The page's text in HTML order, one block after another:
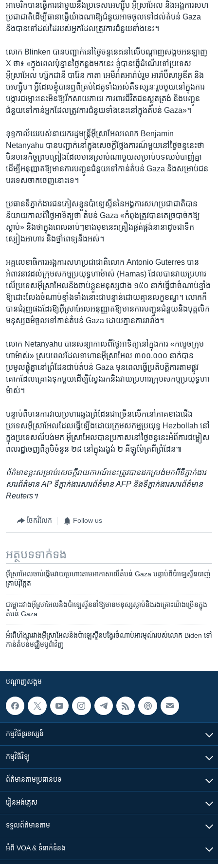
អាមេរិក​បាន​ធ្វើ​ការ​ជាមួយ​នឹង​ប្រទេស​អេហ្ស៊ីប អ៊ីស្រាអែល និង​អង្គការ​សហ
ប្រជាជាតិ​ដើម្បី​ធានា​ធ្វើ​យ៉ាង​ណា​ឱ្យ​ជំនួយ​អាច​ចូល​ទៅ​ដល់​តំបន់ Gaza
និង​បាន​ទៅ​ដល់​ដៃ​របស់​អ្នក​ដែល​ត្រូវការ​ជំនួយ​ទាំង​នេះ។
លោក Blinken បាន​បញ្ជាក់​នៅ​ថ្ងៃ​ចន្ទ​នេះ​នៅ​លើ​បណ្ដាញ​សង្គម​អនឡាញ
X ថា៖ «ក្នុង​ពេល​ប៉ុន្មាន​ថ្ងៃ​កន្លង​មក​នេះ ខ្ញុំ​បាន​ធ្វើ​ដំណើរ​ទៅ​ប្រទេស​
អ៊ីស្រាអែល ហ្ស៊កដានី បារ៉ែន កាតា អេមីរ៉ាត​អារ៉ាប់​រួម អារ៉ាប៊ីសាអូឌីត និង​
អេហ្ស៊ីប។ អ្វី​ដែល​ខ្ញុំ​បាន​ឮ​ពី​គ្រប់​ដៃគូ​ទាំង​អស់​គឺ​ទស្សនៈ​រួម​មួយ​នៅ​ក្នុង​ការ​
បង្ការ​ជម្លោះ​នេះ​មិន​ឱ្យ​រីក​សាយភាយ ការពារ​ជីវិត​ជន​ស្លូតត្រង់ និង​បញ្ជូន​
ជំនួយ​ទៅ​កាន់​អ្នក​ដែល​ត្រូវការ​ជំនួយ​ទាំង​នេះ​នៅ​ក្នុង​តំបន់ Gaza»។
ខុទ្ទកាល័យ​របស់​នាយករដ្ឋមន្ត្រី​អ៊ីស្រាអែល​លោក Benjamin
Netanyahu បាន​បញ្ជាក់​នៅ​ក្នុង​សេចក្ដី​ថ្លែងការណ៍​មួយ​នៅ​ថ្ងៃ​ចន្ទ​នេះ​ថា
មិន​មាន​កិច្ច​ព្រមព្រៀង​ដែល​មាន​ស្រាប់​ណា​មួយ​សម្រាប់​បទ​ឈប់​បាញ់​គ្នា​
ដើម្បី​អនុញ្ញាត​ឱ្យ​មាន​ការ​បញ្ជូន​ជំនួយ​ទៅ​កាន់​តំបន់ Gaza និង​សម្រាប់​ជន​
បរទេស​ចាកចេញ​នោះ​ទេ។
ប្រធាន​ទីភ្នាក់ងារ​ជន​ភៀសខ្លួន​ប៉ាឡេស្ទីន​នៃ​អង្គការ​សហប្រជាជាតិ​បាន​
និយាយ​កាលពី​ថ្ងៃ​អាទិត្យ​ថា តំបន់ Gaza «កំពុង​ត្រូវ​បាន​គេ​ច្របាច់​ក​ឱ្យ​
ស្លាប់» និង​ថា​ក្នុង​ពេល​ឆាប់ៗ​ខាង​មុខ​នេះ​គ្រឿង​ផ្គត់ផ្គង់​នានា​ដូចជា​ទឹក
ស្បៀង​អាហារ និង​ថ្នាំ​ពេទ្យ​នឹង​អស់។
អគ្គលេខាធិការ​អង្គការ​សហប្រជាជាតិ​លោក Antonio Guterres បាន​
អំពាវនាវ​ដល់​ក្រុម​សកម្ម​ប្រយុទ្ធ​ហាម៉ាស់ (Hamas) ដែល​បាន​វាយ​ប្រហារ​
លើ​ប្រទេស​អ៊ីស្រាអែល​និង​ចាប់​ខ្លួន​មនុស្ស​ជាង ១៥០ នាក់​ធ្វើ​ជា​ចំណាប់​ខ្មាំង
ឱ្យ​ដោះលែង​ចំណាប់​ខ្មាំង​ទាំង​នោះ​ជា​បន្ទាន់​ដោយ​គ្មាន​លក្ខខណ្ឌ។ លោក​ក៏​
បាន​ជំរុញ​ផង​ដែរ​ឱ្យ​អ៊ីស្រាអែល​អនុញ្ញាត​ឱ្យ​មាន​ការ​បញ្ជូន​ជំនួយ​និង​បុគ្គលិក​
មនុស្សធម៌​ចូល​ទៅ​កាន់​តំបន់ Gaza ដោយ​គ្មាន​ការ​រារាំង។
លោក Netanyahu បាន​សន្យា​កាលពី​ថ្ងៃ​អាទិត្យ​នៅ​ក្នុង​ការ «កម្ទេច​ក្រុម​
ហាម៉ាស់» ស្រប​ពេល​ដែល​ទាហាន​អ៊ីស្រាអែល ៣០០.០០០ នាក់​បាន​
ប្រមូល​ផ្ដុំ​គ្នា​នៅ​ព្រំដែន​ជាប់​តំបន់ Gaza មុន​ពេល​ធ្វើ​ប្រតិបត្តិការ​តាម​ផ្លូវ​
គោក​ដែល​គ្រោង​ទុក​មួយ​ដើម្បី​ស្វែងរក​និង​វាយ​ប្រហារ​ក្រុម​សកម្ម​ប្រយុទ្ធ​ហា
ម៉ាស់។
បន្ទាប់ពី​មាន​ការ​វាយ​ប្រហារ​ឆ្លង​ព្រំដែន​ជា​ច្រើន​លើក​នៅ​ភាគ​ខាង​ជើង​
ប្រទេស​អ៊ីស្រាអែល​ដែល​ធ្វើ​ឡើង​ដោយ​ក្រុម​សកម្ម​ប្រយុទ្ធ Hezbollah នៅ​
ក្នុង​ប្រទេស​លីបង់​មក អ៊ីស្រាអែល​បាន​ប្រកាស​នៅ​ថ្ងៃ​ចន្ទ​នេះ​អំពី​ការ​ជម្លៀស​
ពលរដ្ឋ​ចេញ​ពី​ភូមិ​ចំនួន ២៨ នៅ​ក្នុង​រង្វង់ ២ គីឡូម៉ែត្រ​ពី​ព្រំដែន៕
ព័ត៌មាន​ខ្លះ​សម្រាប់​សេចក្ដី​រាយការណ៍​នេះ​ត្រូវ​បាន​ដកស្រង់​មកពី​ទីភ្នាក់ងារ​
សារព័ត៌មាន AP ទីភ្នាក់ងារ​សារព័ត៌មាន AFP និង​ទីភ្នាក់ងារ​សារព័ត៌មាន
Reuters។
ចែករំលែក Follow us
អត្ថបទ​ទាក់ទង
អ៊ីស្រាអែល​ចាប់ផ្តើម​វាយប្រហារ​តាម​អាកាស​លើ​តំបន់ Gaza បន្ទាប់ពី​ប៉ាឡេស្ទីន​បាញ់​
គ្រាប់​រ៉ុក្កែត
ជម្លោះ​រវាង​​អ៊ីស្រាអែល​និង​ប៉ាឡេស្ទីន​នាំ​ឱ្យ​មាន​មនុស្ស​ស្លាប់​​និង​រងគ្រោះ​យ៉ាង​ច្រើន​​​​ក្នុង​
តំបន់ ​Gaza
អំពើ​ហិង្សា​រវាង​​អ៊ីស្រាអែល​និង​ប៉ាឡេស្ទីន​បង្វែរ​ចំណាប់​អារម្មណ៍​របស់​លោក Biden ទៅ​
កាន់​តំបន់​មជ្ឈិមបូព៌ា​វិញ
បណ្តាញ​សង្គម
កម្មវិធី​ទូរទស្សន៍
កម្មវិធី​វិទ្យុ
ព័ត៌មាន​តាមប្រធានបទ​
រៀន​​អង់គ្លេស
ទទួល​ព័ត៌មាន​តាម
អំពី​ VOA & ទំនាក់ទំនង